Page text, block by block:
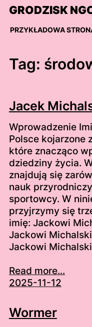
Skip
content
GRODZISK
PRZYKŁADOWA
Tag:
Jacek
Wprowadzenie
Polsce kojarzone
które znacząco
dziedziny życia.
znajdują się
nauk
sportowcy. W
przyjrzymy się
imię: Jackowi
Jackowi
Jackowi
Read more...
2025-11-12
Wormer